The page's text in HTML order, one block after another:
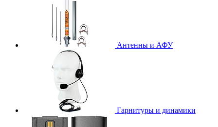
Антенны и АФУ
Гарнитуры и динамики